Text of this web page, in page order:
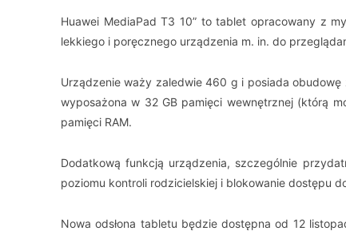
Huawei MediaPad T3 10” to tablet opracowany z
lekkiego i poręcznego urządzenia m. in. do
Urządzenie waży zaledwie 460 g i posiada obudowę
wyposażona w 32 GB pamięci wewnętrznej (którą
pamięci RAM.
Dodatkową funkcją urządzenia, szczególnie
poziomu kontroli rodzicielskiej i blokowanie dostępu
Nowa odsłona tabletu będzie dostępna od 12